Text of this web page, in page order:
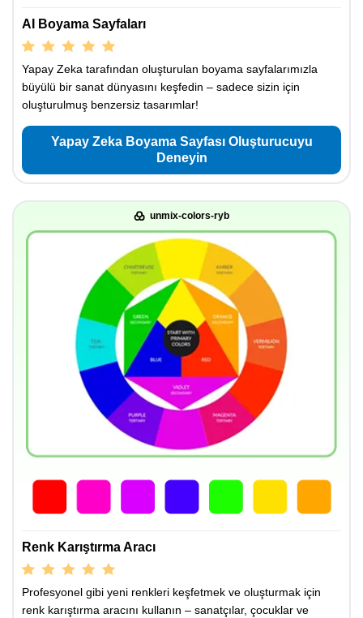
AI Boyama Sayfaları
Yapay Zeka tarafından oluşturulan boyama sayfalarımızla
büyülü bir sanat dünyasını keşfedin – sadece sizin için
oluşturulmuş benzersiz tasarımlar!
Yapay Zeka Boyama Sayfası Oluşturucuyu
Deneyin
unmix-colors-ryb
Renk Karıştırma Aracı
Profesyonel gibi yeni renkleri keşfetmek ve oluşturmak için
renk karıştırma aracını kullanın – sanatçılar, çocuklar ve